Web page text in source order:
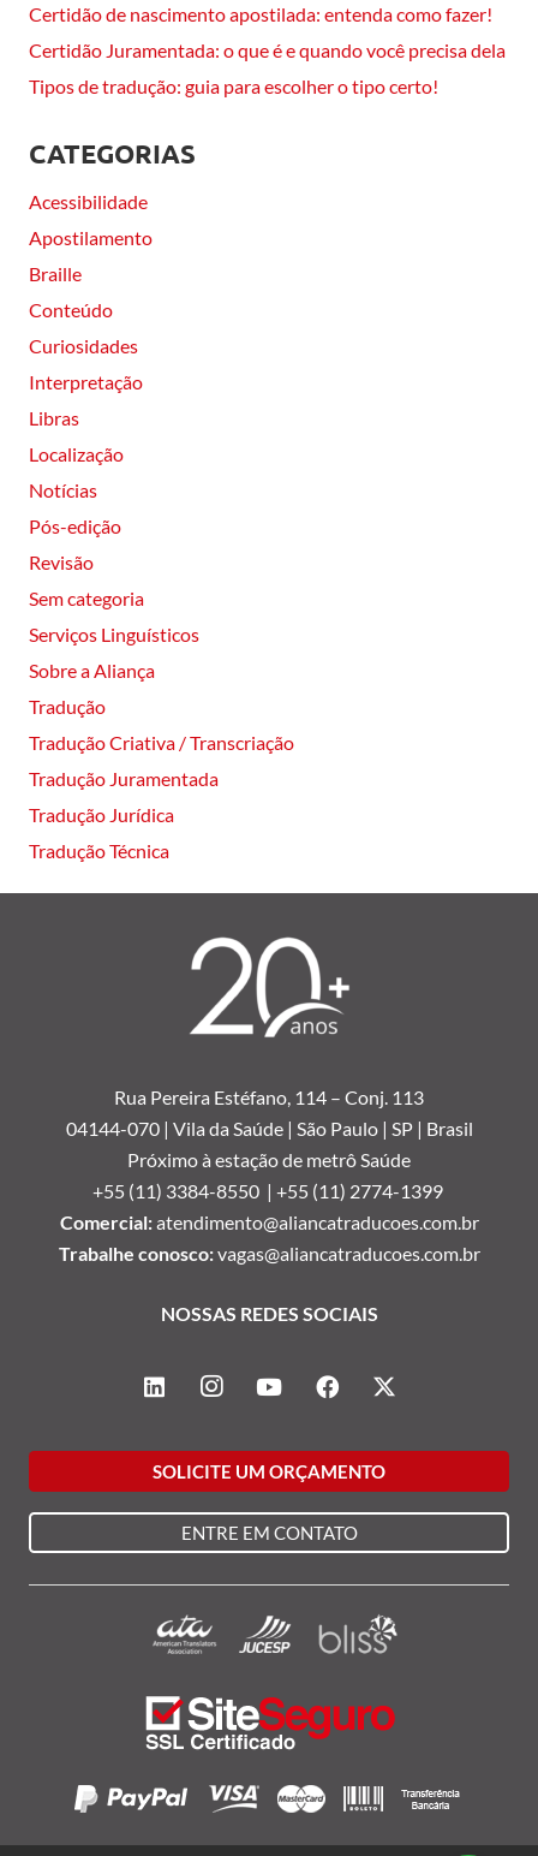
Certidão de nascimento apostilada: entenda como fazer!
Certidão Juramentada: o que é e quando você precisa dela
Tipos de tradução: guia para escolher o tipo certo!
CATEGORIAS
Acessibilidade
Apostilamento
Braille
Conteúdo
Curiosidades
Interpretação
Libras
Localização
Notícias
Pós-edição
Revisão
Sem categoria
Serviços Linguísticos
Sobre a Aliança
Tradução
Tradução Criativa / Transcriação
Tradução Juramentada
Tradução Jurídica
Tradução Técnica
Rua Pereira Estéfano, 114 – Conj. 113
04144-070 | Vila da Saúde | São Paulo | SP | Brasil
Próximo à estação de metrô Saúde
+55 (11) 3384-8550 | +55 (11) 2774-1399
Comercial:atendimento@aliancatraducoes.com.br
Trabalhe conosco:vagas@aliancatraducoes.com.br
NOSSAS REDES SOCIAIS
SOLICITE UM ORÇAMENTO
ENTRE EM CONTATO